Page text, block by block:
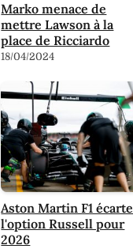
Marko menace de
mettre Lawson à la
place de Ricciardo
18/04/2024
Aston Martin F1 écarte
l'option Russell pour
2026